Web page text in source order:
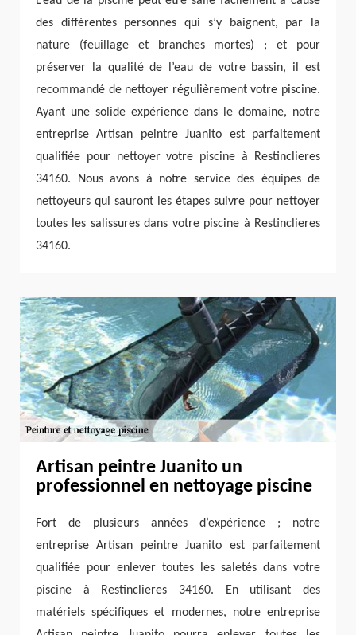
des différentes personnes qui s’y baignent, par la
nature (feuillage et branches mortes) ; et pour
préserver la qualité de l’eau de votre bassin, il est
recommandé de nettoyer régulièrement votre piscine.
Ayant une solide expérience dans le domaine, notre
entreprise Artisan peintre Juanito est parfaitement
qualifiée pour nettoyer votre piscine à Restinclieres
34160. Nous avons à notre service des équipes de
nettoyeurs qui sauront les étapes suivre pour nettoyer
toutes les salissures dans votre piscine à Restinclieres
34160.
Artisan peintre Juanito un
professionnel en nettoyage piscine
Fort de plusieurs années d’expérience ; notre
entreprise Artisan peintre Juanito est parfaitement
qualifiée pour enlever toutes les saletés dans votre
piscine à Restinclieres 34160. En utilisant des
matériels spécifiques et modernes, notre entreprise